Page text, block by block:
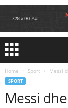
Home Sport Messi
SPORT
Messi